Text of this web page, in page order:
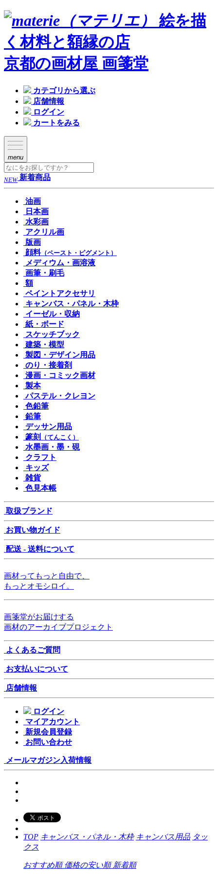
絵を描
く材料と額縁の店
京都の画材屋 画箋堂
カテゴリから選ぶ
店舗情報
ログイン
カートをみる
menu
NEW 新着商品
油画
日本画
水彩画
アクリル画
版画
顔料（ペースト・ピグメント）
メディウム・画溶液
画筆・刷毛
額
ペイントアクセサリ
キャンバス・パネル・木枠
イーゼル・収納
紙・ボード
スケッチブック
建築・模型
製図・デザイン用品
のり・接着剤
漫画・コミック画材
製本
パステル・クレヨン
色鉛筆
鉛筆
デッサン用品
篆刻
（てんこく）
水墨画・墨・硯
クラフト
キッズ
雑貨
色見本帳
取扱ブランド
お買い物ガイド
配送 - 送料について
画材ってもっと自由で、
もっとオモシロイ。
画箋堂がお届けする
画材のアーカイブプロジェクト
よくあるご質問
お支払いについて
店舗情報
ログイン
マイアカウント
新規会員登録
お問い合わせ
メールマガジン入荷情報
TOP キャンバス・パネル・木枠 キャンバス用品 タッ
クス
おすすめ順 価格の安い順 新着順